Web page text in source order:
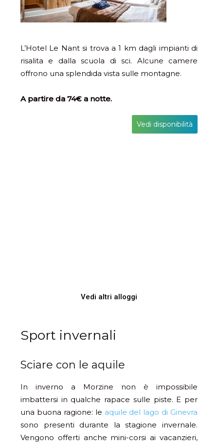
L’Hotel Le Nant si trova a 1 km dagli impianti di
risalita e dalla scuola di sci. Alcune camere
offrono una splendida vista sulle montagne.
A partire da 74€ a notte.
Vedi disponibilità
Vedi altri alloggi
Sport invernali
Sciare con le aquile
In inverno a Morzine non è impossibile
imbattersi in qualche rapace sulle piste. E per
una buona ragione: le aquile del lago di Ginevra
sono presenti durante la stagione invernale.
Vengono offerti anche mini-corsi ai vacanzieri,